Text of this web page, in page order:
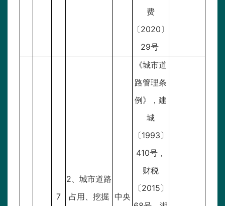
费
〔2020〕
29号
7
2、城市道路
占用、挖掘
中央
《城市道
路管理条
例》，建
城
〔1993〕
410号，
财税
〔2015〕